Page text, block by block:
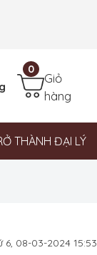
Giỏ
hàng
0
THÀNH ĐẠI LÝ
6, 08-03-2024 15:53